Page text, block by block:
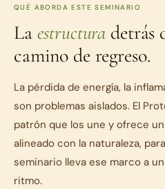
QUÉ ABORDA ESTE SEMINARIO
La estructura detrás
camino de regreso.
La pérdida de energía, la
son problemas aislados. El
patrón que los une y ofrece
alineado con la naturaleza,
seminario lleva ese marco a
ritmo.